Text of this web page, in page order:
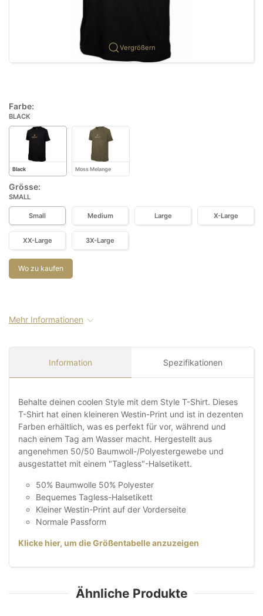
Vergrößern
Farbe:
BLACK
Black Moss Melange
Grösse:
SMALL
Small Medium Large X-Large
XX-Large 3X-Large
Wo zu kaufen
Mehr Informationen
Information Spezifikationen
Behalte deinen coolen Style mit dem Style T-Shirt. Dieses
T-Shirt hat einen kleineren Westin-Print und ist in dezenten
Farben erhältlich, was es perfekt für vor, während und
nach einem Tag am Wasser macht. Hergestellt aus
angenehmen 50/50 Baumwoll-/Polyestergewebe und
ausgestattet mit einem "Tagless"-Halsetikett.
50% Baumwolle 50% Polyester
Bequemes Tagless-Halsetikett
Kleiner Westin-Print auf der Vorderseite
Normale Passform
Klicke hier, um die Größentabelle anzuzeigen
Ähnliche Produkte